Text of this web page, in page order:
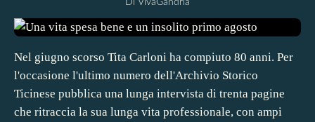
Di VivaGandria
Nel giugno scorso Tita Carloni ha compiuto 80 anni. Per
l'occasione l'ultimo numero dell'Archivio Storico
Ticinese pubblica una lunga intervista di trenta pagine
che ritraccia la sua lunga vita professionale, con ampi